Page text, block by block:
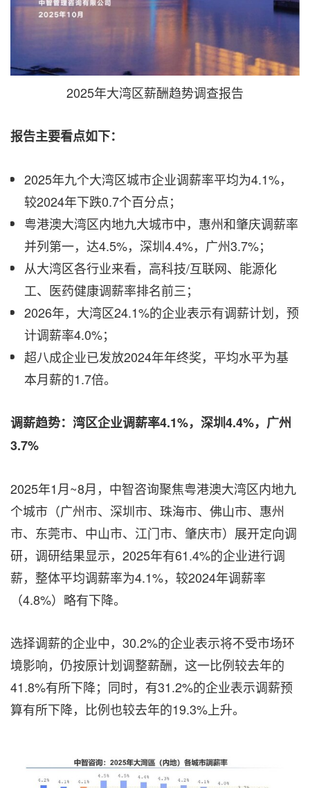
2025年大湾区薪酬趋势调查报告
报告主要看点如下：
2025年九个大湾区城市企业调薪率平均为4.1%，
较2024年下跌0.7个百分点；
粤港澳大湾区内地九大城市中，惠州和肇庆调薪率
并列第一，达4.5%，深圳4.4%，广州3.7%；
从大湾区各行业来看，高科技/互联网、能源化
工、医药健康调薪率排名前三；
2026年，大湾区24.1%的企业表示有调薪计划，预
计调薪率4.0%；
超八成企业已发放2024年年终奖，平均水平为基
本月薪的1.7倍。
调薪趋势：湾区企业调薪率4.1%，深圳4.4%，广州
3.7%
2025年1月~8月，中智咨询聚焦粤港澳大湾区内地九
个城市（广州市、深圳市、珠海市、佛山市、惠州
市、东莞市、中山市、江门市、肇庆市）展开定向调
研，调研结果显示，2025年有61.4%的企业进行调
薪，整体平均调薪率为4.1%，较2024年调薪率
（4.8%）略有下降。
选择调薪的企业中，30.2%的企业表示将不受市场环
境影响，仍按原计划调整薪酬，这一比例较去年的
41.8%有所下降；同时，有31.2%的企业表示调薪预
算有所下降，比例也较去年的19.3%上升。